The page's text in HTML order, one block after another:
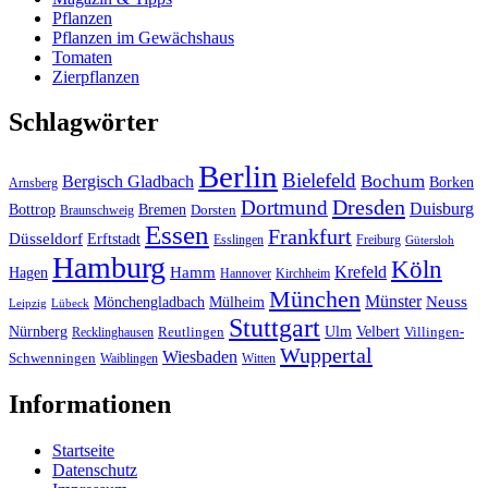
Pflanzen
Pflanzen im Gewächshaus
Tomaten
Zierpflanzen
Schlagwörter
Arnsberg Bergisch Gladbach Berlin Bielefeld Bochum Borken
Bottrop Braunschweig Bremen Dorsten DortmundDresden Duisburg
Düsseldorf Erftstadt Essen Esslingen Frankfurt Freiburg Gütersloh
Hagen Hamburg Hamm Hannover Kirchheim Krefeld Köln
Leipzig Lübeck Mönchengladbach Mülheim München Münster Neuss
Nürnberg Recklinghausen Reutlingen Stuttgart Ulm Velbert Villingen-
Schwenningen Waiblingen Wiesbaden Witten Wuppertal
Informationen
Startseite
Datenschutz